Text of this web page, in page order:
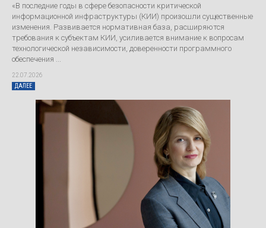
«В последние годы в сфере безопасности критической
информационной инфраструктуры (КИИ) произошли существенные
изменения. Развивается нормативная база, расширяются
требования к субъектам КИИ, усиливается внимание к вопросам
технологической независимости, доверенности программного
обеспечения ...
22.07.2026
ДАЛЕЕ